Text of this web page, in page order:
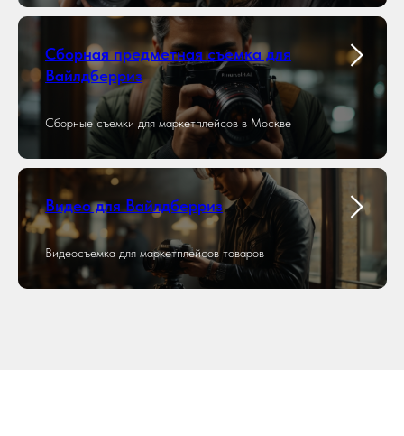
Сборная предметная съемка для
Вайлдберриз
Сборные съемки для маркетплейсов в Москве
Видео для Вайлдберриз
Видеосъемка для маркетплейсов товаров